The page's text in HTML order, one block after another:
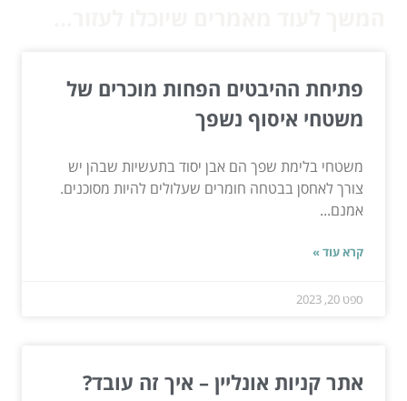
פתיחת ההיבטים הפחות מוכרים של
משטחי איסוף נשפך
משטחי בלימת שפך הם אבן יסוד בתעשיות שבהן יש
צורך לאחסן בבטחה חומרים שעלולים להיות מסוכנים.
אמנם...
קרא עוד »
ספט 20, 2023
אתר קניות אונליין – איך זה עובד?